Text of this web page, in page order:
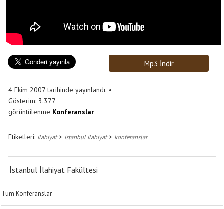
Mp3 İndir
4 Ekim 2007 tarihinde yayınlandı.
Gösterim: 3.377
görüntülenme Konferanslar
Etiketleri: ilahiyat> istanbul ilahiyat> konferanslar
İstanbul İlahiyat Fakültesi
Tüm Konferanslar